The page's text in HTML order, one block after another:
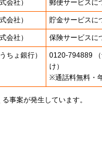
会社） 郵便サービスに
会社） 貯金サービスに
会社） 保険サービスに
ちょ銀行）
0120-794889
け）
※通話料無料・
事案が発生しています。